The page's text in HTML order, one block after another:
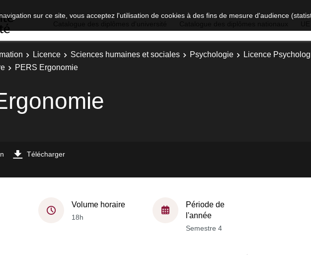
sur ce site, vous acceptez l'utilisation de cookies à des fins de mesure d'audience
Licence Sciences humaines et sociales Psychologie
Licence
PERS Ergonomie
Télécharger
Volume horaire
18h
Période de
l'année
Semestre 4